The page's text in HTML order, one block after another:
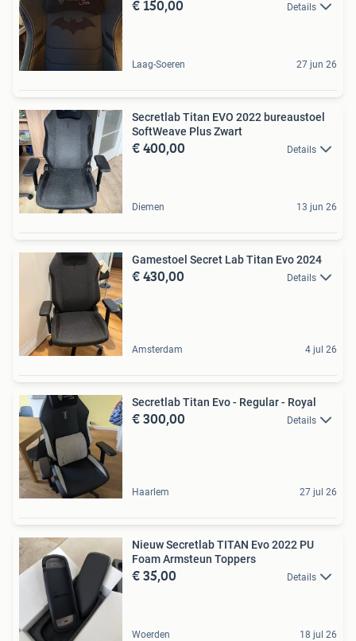
€ 150,00 Details
Laag-Soeren 27 jun 26
Secretlab Titan EVO 2022 bureaustoel
SoftWeave Plus Zwart
€ 400,00 Details
Diemen 13 jun 26
Gamestoel Secret Lab Titan Evo 2024
€ 430,00 Details
Amsterdam 4 jul 26
Secretlab Titan Evo - Regular - Royal
€ 300,00 Details
Haarlem 27 jul 26
Nieuw Secretlab TITAN Evo 2022 PU
Foam Armsteun Toppers
€ 35,00 Details
Woerden 18 jul 26